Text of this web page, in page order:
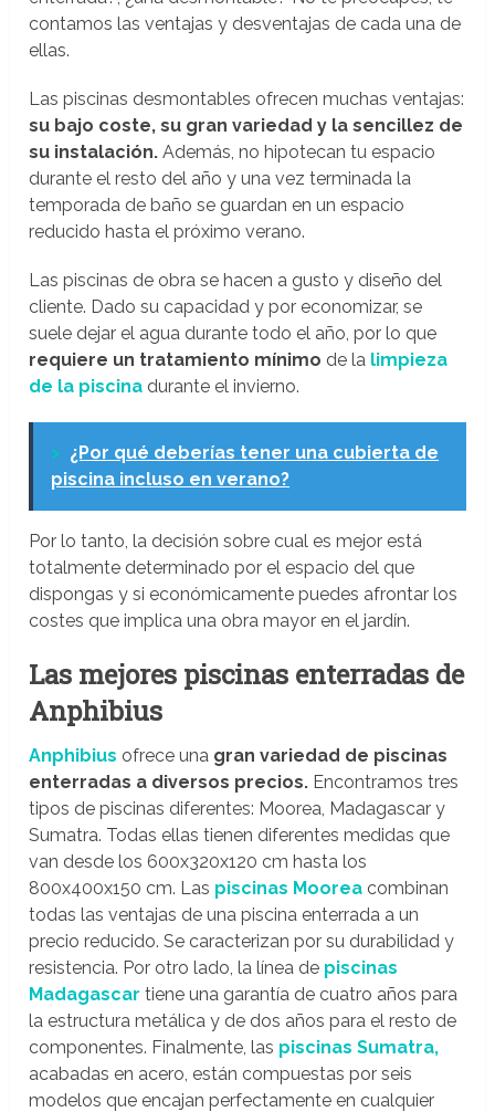
contamos las ventajas y desventajas de cada una de
ellas.
Las piscinas desmontables ofrecen muchas ventajas:
su bajo coste, su gran variedad y la sencillez de
su instalación.Además, no hipotecan tu espacio
durante el resto del año y una vez terminada la
temporada de baño se guardan en un espacio
reducido hasta el próximo verano.
Las piscinas de obra se hacen a gusto y diseño del
cliente. Dado su capacidad y por economizar, se
suele dejar el agua durante todo el año, por lo que
requiere un tratamiento mínimo de la limpieza
de la piscina durante el invierno.
> ¿Por qué deberías tener una cubierta de
piscina incluso en verano?
Por lo tanto, la decisión sobre cual es mejor está
totalmente determinado por el espacio del que
dispongas y si económicamente puedes afrontar los
costes que implica una obra mayor en el jardín.
Las mejores piscinas enterradas de
Anphibius
Anphibius ofrece una gran variedad de piscinas
enterradas a diversos precios. Encontramos tres
tipos de piscinas diferentes: Moorea, Madagascar y
Sumatra. Todas ellas tienen diferentes medidas que
van desde los 600x320x120 cm hasta los
800x400x150 cm. Las piscinas Moorea combinan
todas las ventajas de una piscina enterrada a un
precio reducido. Se caracterizan por su durabilidad y
resistencia. Por otro lado, la línea de piscinas
Madagascartiene una garantía de cuatro años para
la estructura metálica y de dos años para el resto de
componentes. Finalmente, las piscinas Sumatra,
acabadas en acero, están compuestas por seis
modelos que encajan perfectamente en cualquier